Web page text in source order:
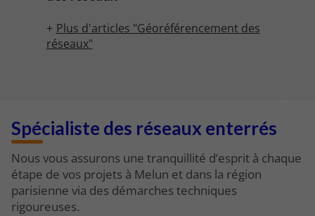
Plus d'articles "Géoréférencement des
réseaux"
Spécialiste des réseaux enterrés
Nous vous assurons une tranquillité d’esprit à chaque
étape de vos projets à Melun et dans la région
parisienne via des démarches techniques
rigoureuses.